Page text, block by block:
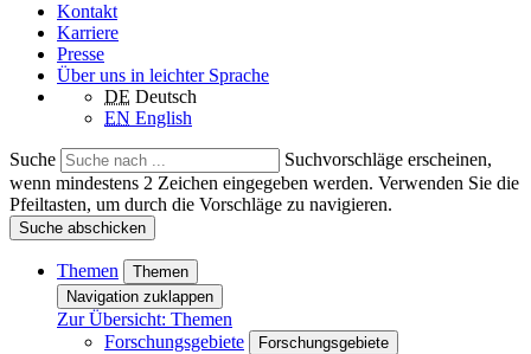
Kontakt
Karriere
Presse
Über uns in leichter Sprache
DE Deutsch
EN English
Suche
Suchvorschläge erscheinen,
wenn mindestens 2 Zeichen eingegeben werden. Verwenden Sie die
Pfeiltasten, um durch die Vorschläge zu navigieren.
Suche abschicken
Themen
Themen
Navigation zuklappen
Zur Übersicht: Themen
Forschungsgebiete
Forschungsgebiete